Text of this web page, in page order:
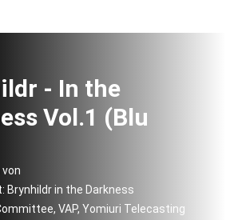
- In the
Vol.1 (Blu
Brynhildr in the Darkness
VAP, Yomiuri Telecasting